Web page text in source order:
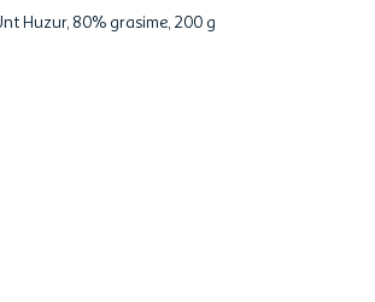
Huzur, 80% grasime, 200 g